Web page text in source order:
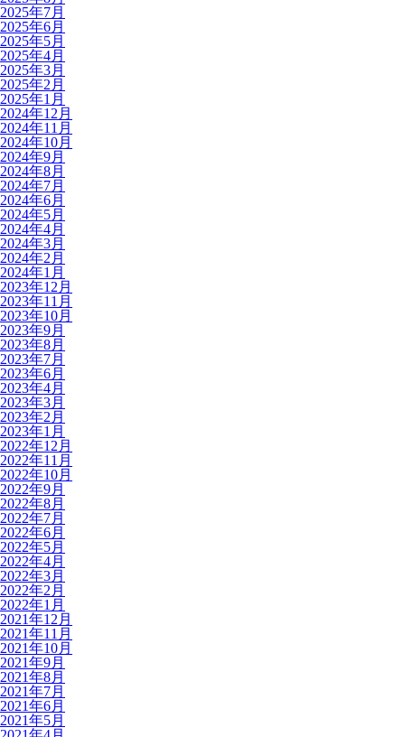
2025年7月
2025年6月
2025年5月
2025年4月
2025年3月
2025年2月
2025年1月
2024年12月
2024年11月
2024年10月
2024年9月
2024年8月
2024年7月
2024年6月
2024年5月
2024年4月
2024年3月
2024年2月
2024年1月
2023年12月
2023年11月
2023年10月
2023年9月
2023年8月
2023年7月
2023年6月
2023年4月
2023年3月
2023年2月
2023年1月
2022年12月
2022年11月
2022年10月
2022年9月
2022年8月
2022年7月
2022年6月
2022年5月
2022年4月
2022年3月
2022年2月
2022年1月
2021年12月
2021年11月
2021年10月
2021年9月
2021年8月
2021年7月
2021年6月
2021年5月